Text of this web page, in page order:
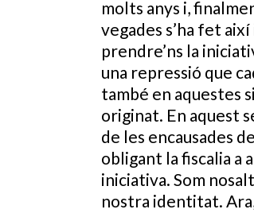
molts anys i,
vegades s’ha fet
prendre’ns la
una repressió que
també en aquestes
originat. En aquest
de les encausades
obligant la fiscalia a
iniciativa. Som
nostra identitat.